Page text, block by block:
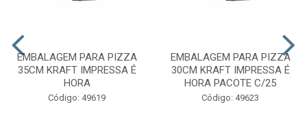
EMBALAGEM PARA PIZZA
35CM KRAFT IMPRESSA É
HORA
Código: 49619
EMBALAGEM PARA PIZZA
30CM KRAFT IMPRESSA É
HORA PACOTE C/25
Código: 49623